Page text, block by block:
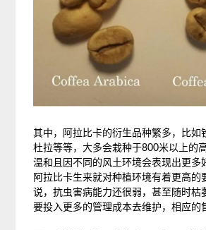
其中，阿拉比卡的衍生品种繁多，比如
杜拉等等，大多会栽种于800米以上的
温和且因不同的风土环境会表现出更多
阿拉比卡生来就对种植环境有着更高的
说，抗虫害病能力还很弱，甚至随时枯
要投入更多的管理成本去维护，相应的